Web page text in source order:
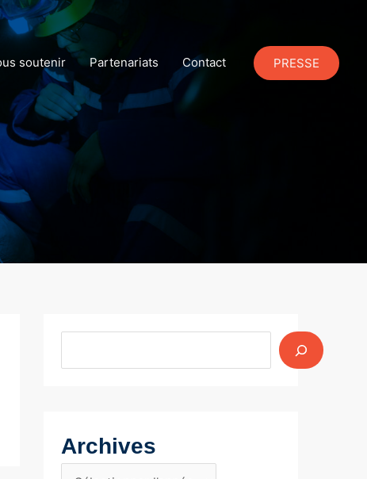
soutenir Partenariats Contact PRESSE
Archives